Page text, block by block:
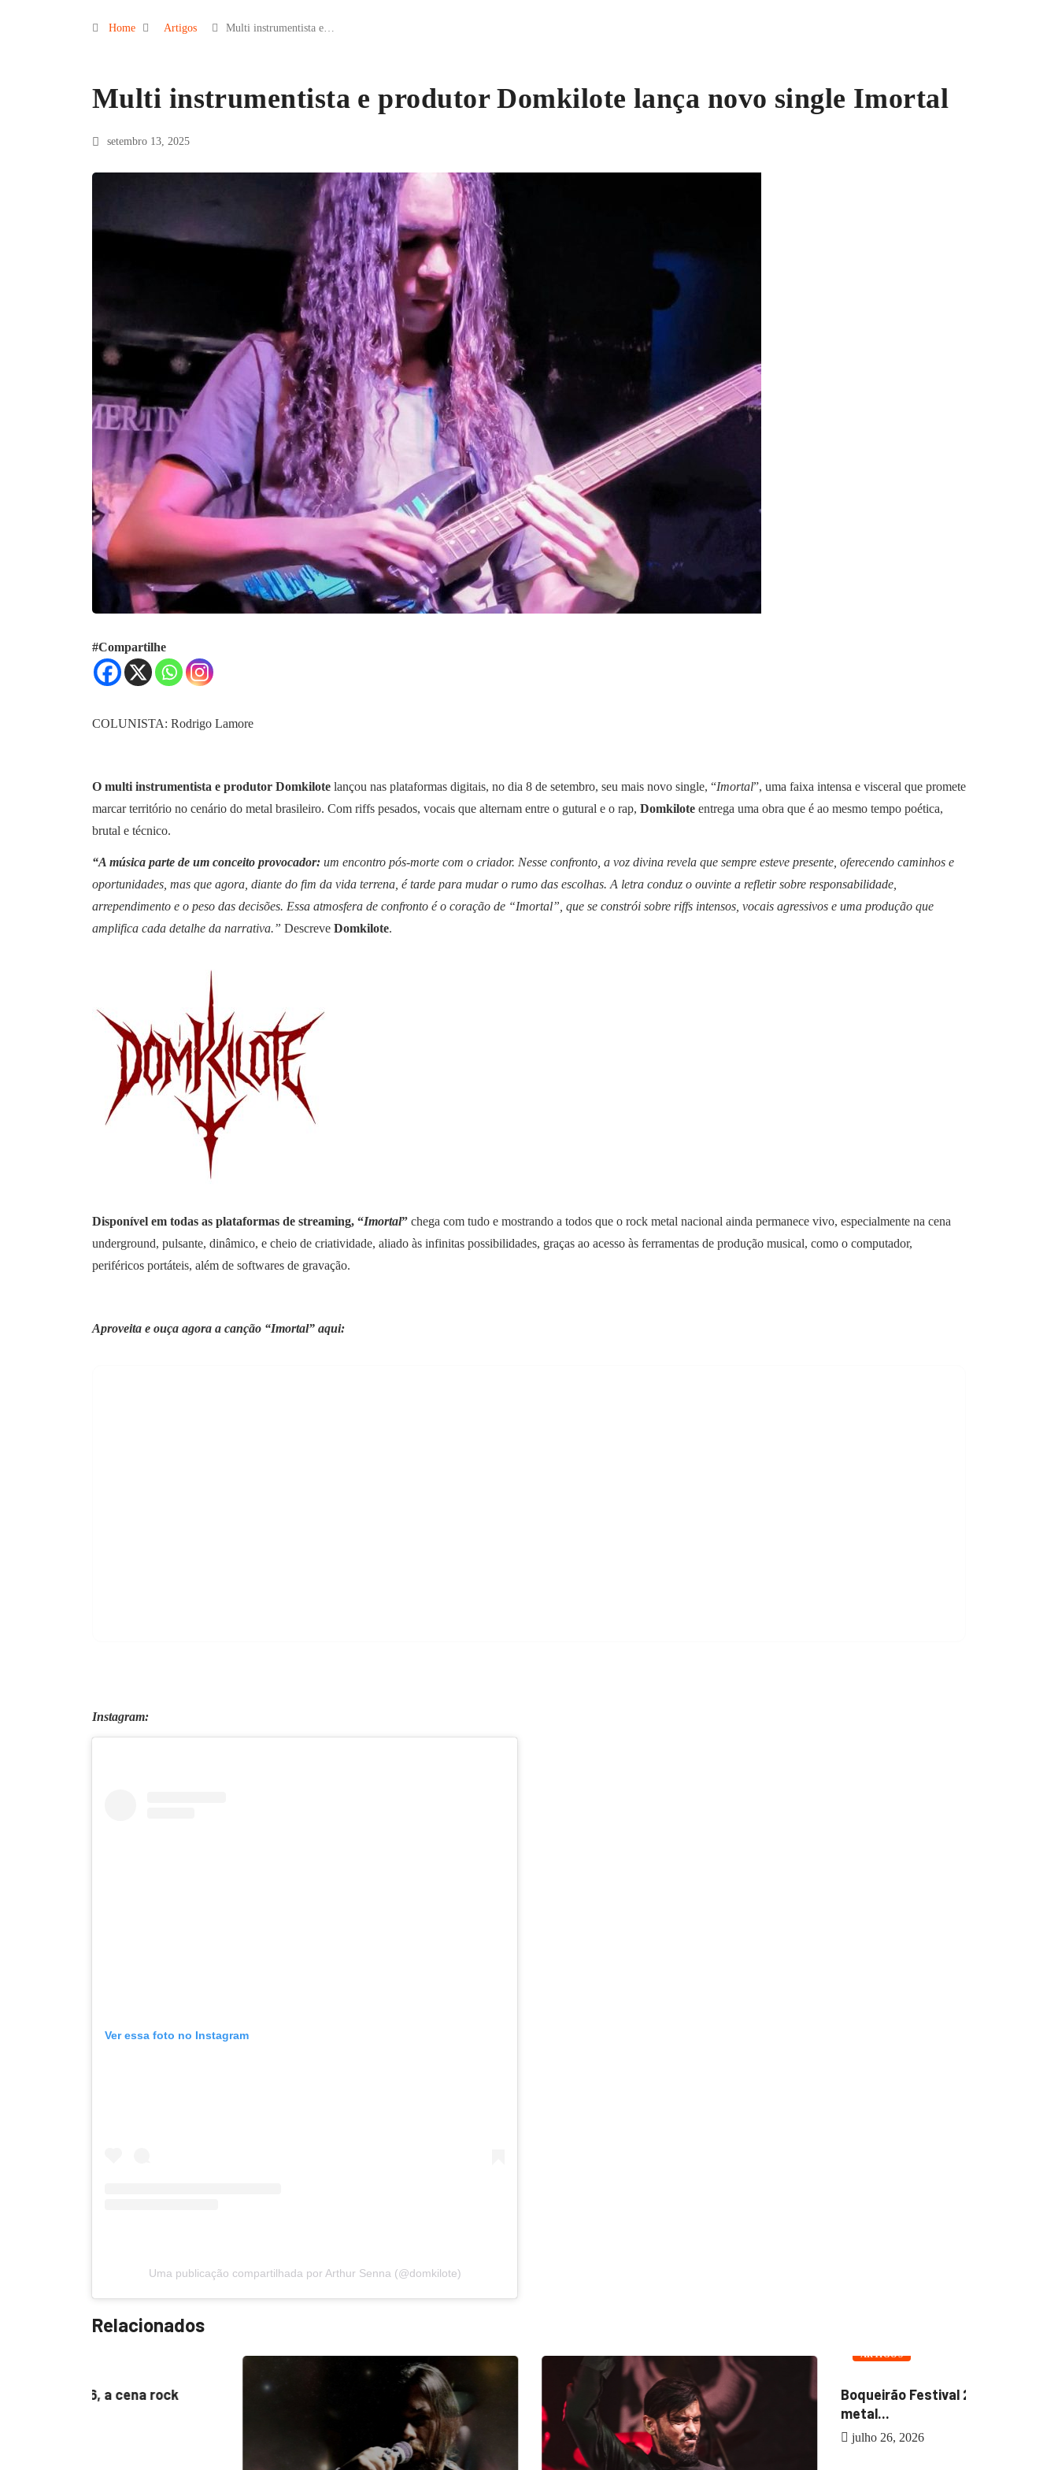
Home Artigos Multi instrumentista e…
Multi instrumentista e produtor Domkilote lança novo single Imortal
setembro 13, 2025
#Compartilhe
COLUNISTA: Rodrigo Lamore
O multi instrumentista e produtor Domkilote lançou nas plataformas digitais, no dia 8 de setembro, seu mais novo single, “Imortal”, uma faixa intensa e visceral que promete
marcar território no cenário do metal brasileiro. Com riffs pesados, vocais que alternam entre o gutural e o rap, Domkilote entrega uma obra que é ao mesmo tempo poética,
brutal e técnico.
“A música parte de um conceito provocador: um encontro pós-morte com o criador. Nesse confronto, a voz divina revela que sempre esteve presente, oferecendo caminhos e
oportunidades, mas que agora, diante do fim da vida terrena, é tarde para mudar o rumo das escolhas. A letra conduz o ouvinte a refletir sobre responsabilidade,
arrependimento e o peso das decisões. Essa atmosfera de confronto é o coração de “Imortal”, que se constrói sobre riffs intensos, vocais agressivos e uma produção que
amplifica cada detalhe da narrativa.” Descreve Domkilote.
Disponível em todas as plataformas de streaming, “Imortal” chega com tudo e mostrando a todos que o rock metal nacional ainda permanece vivo, especialmente na cena
underground, pulsante, dinâmico, e cheio de criatividade, aliado às infinitas possibilidades, graças ao acesso às ferramentas de produção musical, como o computador,
periféricos portáteis, além de softwares de gravação.
Aproveita e ouça agora a canção “Imortal” aqui:
Instagram:
Ver essa foto no Instagram
Uma publicação compartilhada por Arthur Senna (@domkilote)
Relacionados
ARTIGOS
Boqueirão Festival 2026, a cena rock
metal...
julho 26, 2026